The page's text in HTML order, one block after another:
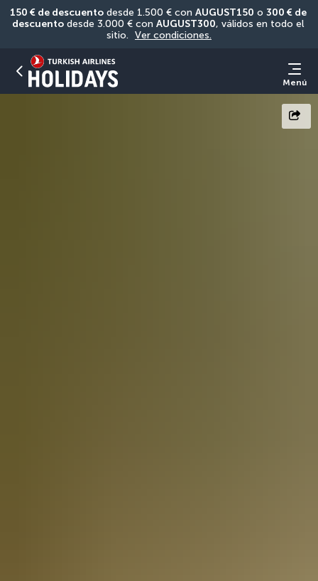
150 € de descuento desde 1.500 € con AUGUST150 o 300 € de
descuento desde 3.000 € con AUGUST300, válidos en todo el
sitio. Ver condiciones.
Menú